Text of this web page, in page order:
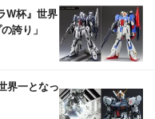
W杯』世界
誇り」
界一となっ